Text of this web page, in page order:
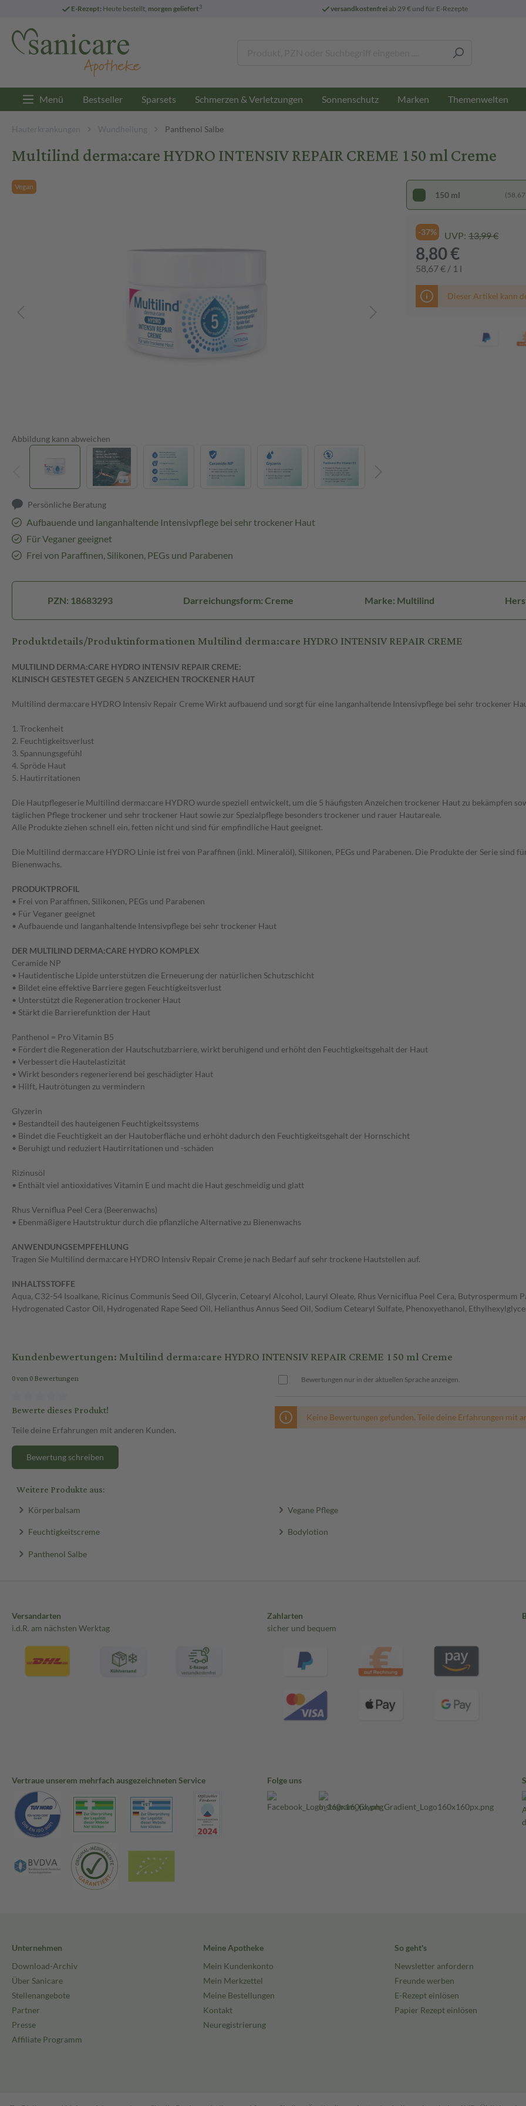
E-Rezept: Heute bestellt, morgen geliefert3 versandkostenfreiab 29 € und für E-Rezepte
Menü Bestseller Sparsets Schmerzen & Verletzungen Sonnenschutz Marken Themenwelten
Hauterkrankungen Wundheilung Panthenol Salbe
Multilind derma:care HYDRO INTENSIV REPAIR CREME 150 ml Creme
Vegan
Abbildung kann abweichen
Persönliche Beratung
Aufbauende und langanhaltende Intensivpflege bei sehr trockener Haut
Für Veganer geeignet
Frei von Paraffinen, Silikonen, PEGs und Parabenen
150 ml (58,67
-37% UVP: 13,99 €
8,80 €
58,67 € / 1 l
Dieser Artikel kann
PZN: 18683293 Darreichungsform: Creme Marke: Multilind
Produktdetails/Produktinformationen Multilind derma:care HYDRO INTENSIV REPAIR CREME
MULTILIND DERMA:CARE HYDRO INTENSIV REPAIR CREME:
KLINISCH GESTESTET GEGEN 5 ANZEICHEN TROCKENER HAUT
Multilind derma:care HYDRO Intensiv Repair Creme Wirkt aufbauend und sorgt für eine langanhaltende Intensivpflege bei sehr trockener
1. Trockenheit
2. Feuchtigkeitsverlust
3. Spannungsgefühl
4. Spröde Haut
5. Hautirritationen
Die Hautpflegeserie Multilind derma:care HYDRO wurde speziell entwickelt, um die 5 häufigsten Anzeichen trockener Haut zu bekämpfen
täglichen Pflege trockener und sehr trockener Haut sowie zur Spezialpflege besonders trockener und rauer Hautareale.
Alle Produkte ziehen schnell ein, fetten nicht und sind für empfindliche Haut geeignet.
Die Multilind derma:care HYDRO Linie ist frei von Paraffinen (inkl. Mineralöl), Silikonen, PEGs und Parabenen. Die Produkte der Serie sind
Bienenwachs.
PRODUKTPROFIL
• Frei von Paraffinen, Silikonen, PEGs und Parabenen
• Für Veganer geeignet
• Aufbauende und langanhaltende Intensivpflege bei sehr trockener Haut
DER MULTILIND DERMA:CARE HYDRO KOMPLEX
Ceramide NP
• Hautidentische Lipide unterstützen die Erneuerung der natürlichen Schutzschicht
• Bildet eine effektive Barriere gegen Feuchtigkeitsverlust
• Unterstützt die Regeneration trockener Haut
• Stärkt die Barrierefunktion der Haut
Panthenol = Pro Vitamin B5
• Fördert die Regeneration der Hautschutzbarriere, wirkt beruhigend und erhöht den Feuchtigkeitsgehalt der Haut
• Verbessert die Hautelastizität
• Wirkt besonders regenerierend bei geschädigter Haut
• Hilft, Hautrötungen zu vermindern
Glyzerin
• Bestandteil des hauteigenen Feuchtigkeitssystems
• Bindet die Feuchtigkeit an der Hautoberfläche und erhöht dadurch den Feuchtigkeitsgehalt der Hornschicht
• Beruhigt und reduziert Hautirritationen und -schäden
Rizinusöl
• Enthält viel antioxidatives Vitamin E und macht die Haut geschmeidig und glatt
Rhus Verniflua Peel Cera (Beerenwachs)
• Ebenmäßigere Hautstruktur durch die pflanzliche Alternative zu Bienenwachs
ANWENDUNGSEMPFEHLUNG
Tragen Sie Multilind derma:care HYDRO Intensiv Repair Creme je nach Bedarf auf sehr trockene Hautstellen auf.
INHALTSSTOFFE
Aqua, C32-54 Isoalkane, Ricinus Communis Seed Oil, Glycerin, Cetearyl Alcohol, Lauryl Oleate, Rhus Verniciflua Peel Cera, Butyrospermum
Hydrogenated Castor Oil, Hydrogenated Rape Seed Oil, Helianthus Annus Seed Oil, Sodium Cetearyl Sulfate, Phenoxyethanol,
Kundenbewertungen: Multilind derma:care HYDRO INTENSIV REPAIR CREME 150 ml Creme
0 von 0 Bewertungen
Bewerte dieses Produkt!
Teile deine Erfahrungen mit anderen Kunden.
Bewertung schreiben
Bewertungen nur in der aktuellen Sprache anzeigen.
Keine Bewertungen gefunden. Teile deine Erfahrungen mit
Weitere Produkte aus:
Körperbalsam Vegane Pflege
Feuchtigkeitscreme Bodylotion
Panthenol Salbe
Versandarten
i.d.R. am nächsten Werktag
Zahlarten
sicher und bequem
Vertraue unserem mehrfach ausgezeichneten Service Folge uns
Unternehmen
Download-Archiv
Über Sanicare
Stellenangebote
Partner
Presse
Affiliate Programm
Meine Apotheke
Mein Kundenkonto
Mein Merkzettel
Meine Bestellungen
Kontakt
Neuregistrierung
So geht's
Newsletter anfordern
Freunde werben
E-Rezept einlösen
Papier Rezept einlösen